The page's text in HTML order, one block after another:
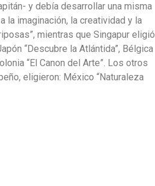
y debía desarrollar una misma
la imaginación, la creatividad y la
mientras que Singapur eligió
“Descubre la Atlántida”, Bélgica
“El Canon del Arte”. Los otros
eligieron: México “Naturaleza